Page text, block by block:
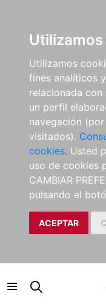
Utilizamos
fines analíticos
relacionada con
un perfil
navegación
visitados).
cookies. Usted
uso de cookies
CAMBIAR
pulsando el
ACEPTAR